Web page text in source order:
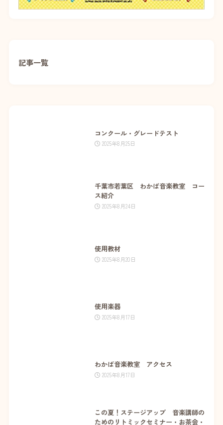
記事一覧
コンクール・グレードテスト
2025年8月25日
千葉市若葉区 わかば音楽教室 コー
ス紹介
2025年8月24日
使用教材
2025年8月20日
使用楽器
2025年8月17日
わかば音楽教室 アクセス
2025年8月17日
この夏！ステージアップ 音楽講師の
ためのリトミックセミナー・お茶会・